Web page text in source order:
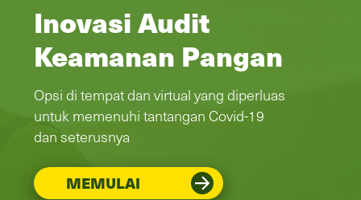
Inovasi Audit
Keamanan Pangan
Opsi di tempat dan virtual yang diperluas
untuk memenuhi tantangan Covid-19
dan seterusnya
MEMULAI